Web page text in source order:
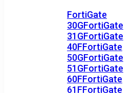
FortiGate
30GFortiGate
31GFortiGate
40FFortiGate
50GFortiGate
51GFortiGate
60FFortiGate
61FFortiGate